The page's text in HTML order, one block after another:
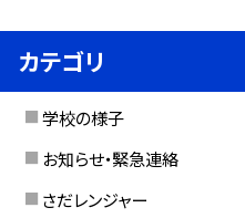
カテゴリ
学校の様子
お知らせ・緊急連絡
さだレンジャー